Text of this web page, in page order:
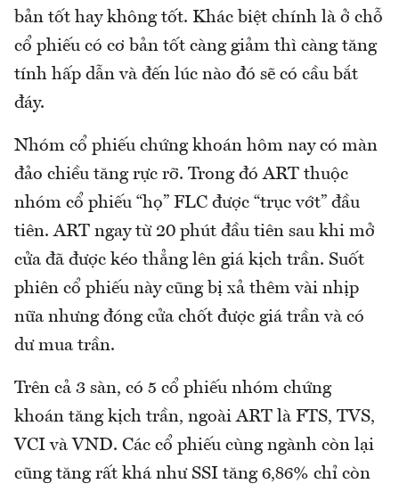
bản tốt hay không tốt. Khác biệt chính là ở chỗ
cổ phiếu có cơ bản tốt càng giảm thì càng tăng
tính hấp dẫn và đến lúc nào đó sẽ có cầu bắt
đáy.
Nhóm cổ phiếu chứng khoán hôm nay có màn
đảo chiều tăng rực rỡ. Trong đó ART thuộc
nhóm cổ phiếu “họ” FLC được “trục vớt” đầu
tiên. ART ngay từ 20 phút đầu tiên sau khi mở
cửa đã được kéo thẳng lên giá kịch trần. Suốt
phiên cổ phiếu này cũng bị xả thêm vài nhịp
nữa nhưng đóng cửa chốt được giá trần và có
dư mua trần.
Trên cả 3 sàn, có 5 cổ phiếu nhóm chứng
khoán tăng kịch trần, ngoài ART là FTS, TVS,
VCI và VND. Các cổ phiếu cùng ngành còn lại
cũng tăng rất khá như SSI tăng 6,86% chỉ còn